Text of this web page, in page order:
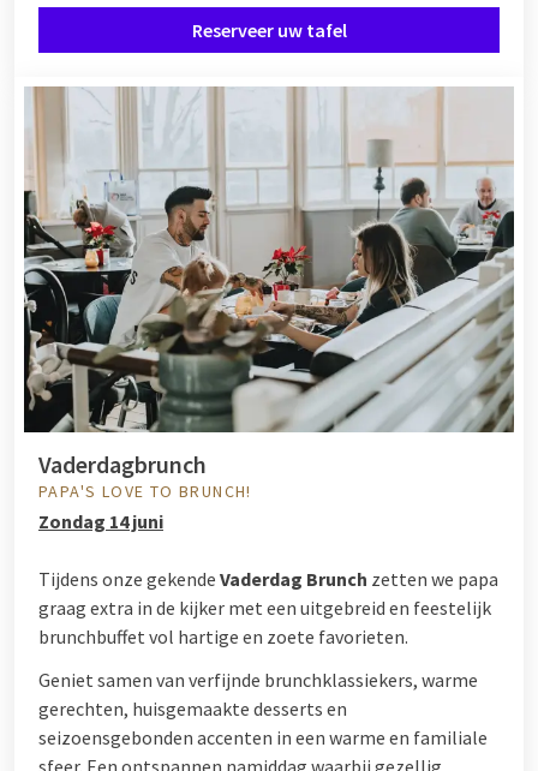
Reserveer uw tafel
Vaderdagbrunch
PAPA'S LOVE TO BRUNCH!
Zondag 14 juni
Tijdens onze gekende Vaderdag Brunch zetten we papa
graag extra in de kijker met een uitgebreid en feestelijk
brunchbuffet vol hartige en zoete favorieten.
Geniet samen van verfijnde brunchklassiekers, warme
gerechten, huisgemaakte desserts en
seizoensgebonden accenten in een warme en familiale